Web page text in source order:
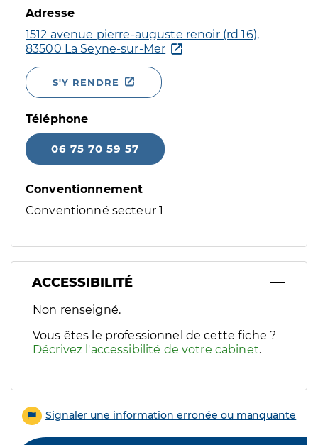
Adresse
1512 avenue pierre-auguste renoir (rd 16),
83500 La Seyne-sur-Mer
S'Y RENDRE
Téléphone
06 75 70 59 57
Conventionnement
Conventionné secteur 1
ACCESSIBILITÉ
Filtres
Sélectionnez un ou plusieurs handicaps/besoins
Non renseigné.
Vous êtes le professionnel de cette fiche ?
Décrivez l'accessibilité de votre cabinet.
Signaler une information erronée ou manquante